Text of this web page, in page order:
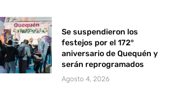
Se suspendieron los
festejos por el 172°
aniversario de Quequén y
serán reprogramados
Agosto 4, 2026